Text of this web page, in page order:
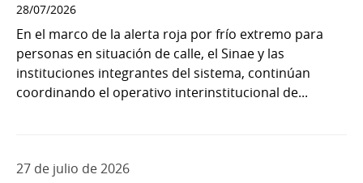
28/07/2026
En el marco de la alerta roja por frío extremo para
personas en situación de calle, el Sinae y las
instituciones integrantes del sistema, continúan
coordinando el operativo interinstitucional de...
27 de julio de 2026